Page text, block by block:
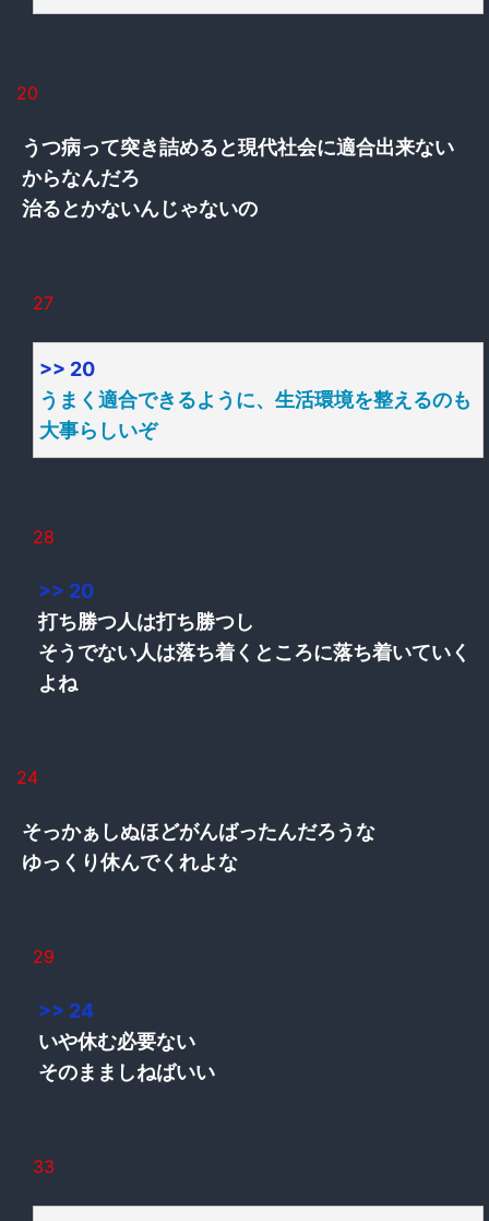
20
うつ病って突き詰めると現代社会に適合出来ない
からなんだろ
治るとかないんじゃないの
27
>> 20
うまく適合できるように、生活環境を整えるのも
大事らしいぞ
28
>> 20
打ち勝つ人は打ち勝つし
そうでない人は落ち着くところに落ち着いていく
よね
24
そっかぁしぬほどがんばったんだろうな
ゆっくり休んでくれよな
29
>> 24
いや休む必要ない
そのまましねばいい
33